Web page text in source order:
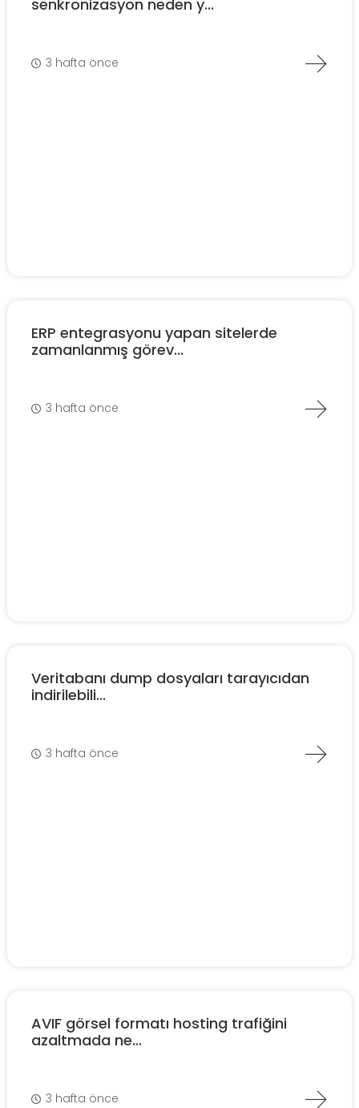
senkronizasyon neden y...
3 hafta önce
ERP entegrasyonu yapan sitelerde
zamanlanmış görev...
3 hafta önce
Veritabanı dump dosyaları tarayıcıdan
indirilebili...
3 hafta önce
AVIF görsel formatı hosting trafiğini
azaltmada ne...
3 hafta önce